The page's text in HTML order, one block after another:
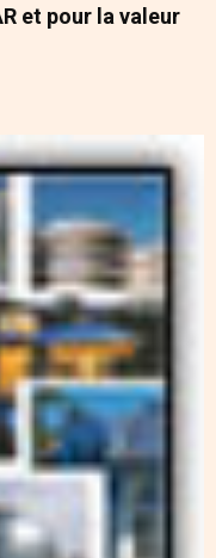
et pour la valeur